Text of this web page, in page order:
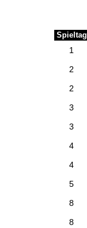
Spieltag
1
2
2
3
3
4
4
5
8
8